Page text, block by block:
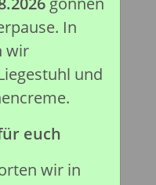
In
wir
und
euch
wir in